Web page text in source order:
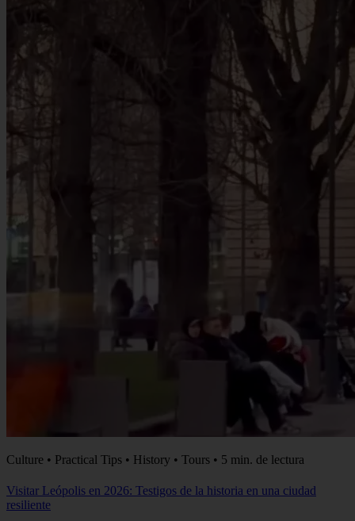
Culture • Practical Tips • History • Tours • 5 min. de lectura
Visitar Leópolis en 2026: Testigos de la historia en una ciudad
resiliente